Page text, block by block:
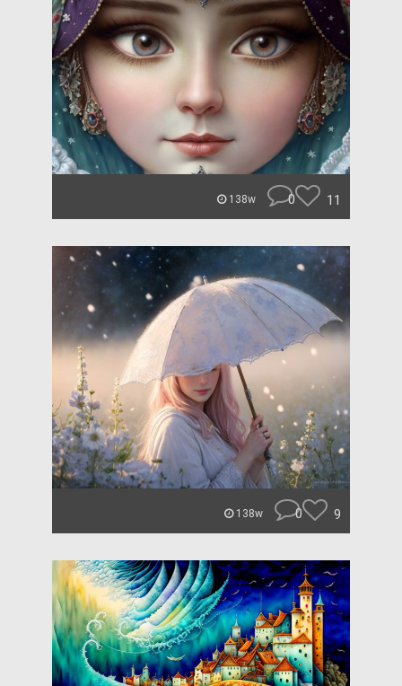
138w 0 11
138w 0 9